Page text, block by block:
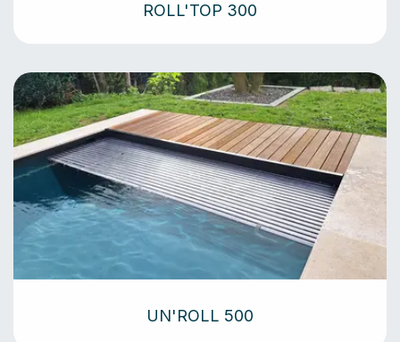
ROLL'TOP 300
UN'ROLL 500